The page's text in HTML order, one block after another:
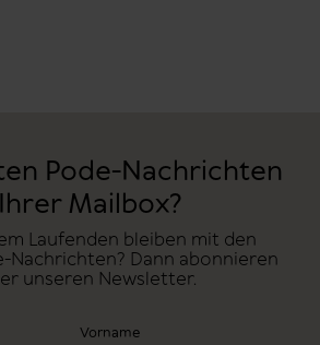
Pode-Nachrichten
Mailbox?
Laufenden bleiben mit den
Nachrichten? Dann abonnieren
unseren Newsletter.
Vorname